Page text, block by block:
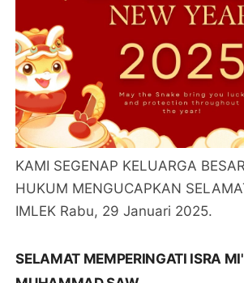
KAMI SEGENAP KELUARGA
HUKUM MENGUCAPKAN
IMLEK Rabu, 29 Januari 2025.
SELAMAT MEMPERINGATI ISRA